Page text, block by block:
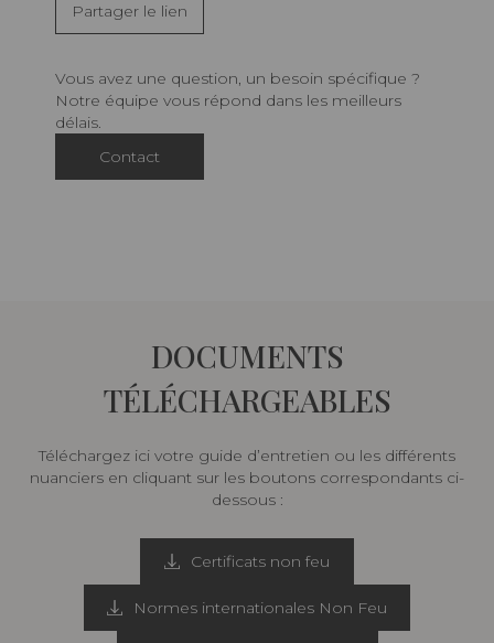
Partager le lien
Vous avez une question, un besoin spécifique ?
Notre équipe vous répond dans les meilleurs
délais.
Contact
DOCUMENTS
TÉLÉCHARGEABLES
Téléchargez ici votre guide d’entretien ou les différents
nuanciers en cliquant sur les boutons correspondants ci-
dessous :
Certificats non feu
Normes internationales Non Feu